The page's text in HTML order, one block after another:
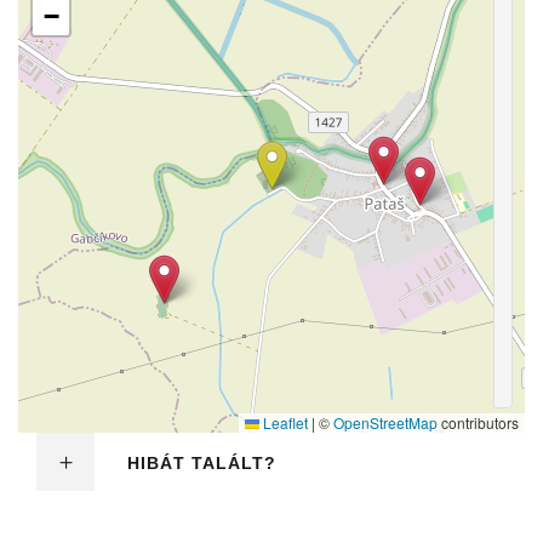
−
Leaflet | ©OpenStreetMapcontributors
HIBÁT TALÁLT?